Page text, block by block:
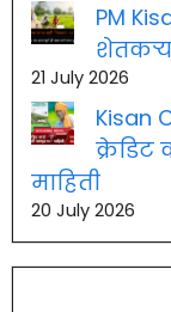
PM
21 July 2026
Kisan
क्रेडिट
माहिती
20 July 2026